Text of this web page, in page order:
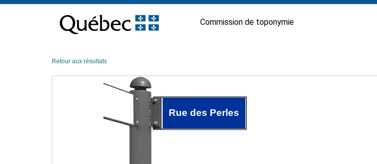
contenu
Commission de toponymie
Retour aux résultats
Rue des Perles